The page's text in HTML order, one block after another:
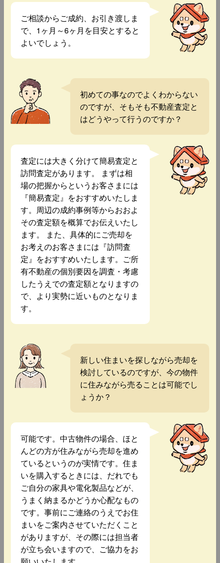
ご相談からご成約、お引き渡しま
で、1ヶ月～6ヶ月を目安とすると
よいでしょう。
初めての事なのでよくわからない
のですが、そもそも不動産査定と
はどうやって行うのですか？
査定には大きく分けて簡易査定と
訪問査定があります。 まずは相
場の把握からというお客さまには
『簡易査定』をおすすめいたしま
す。周辺の成約事例等からおおよ
その査定額を概算でお伝えいたし
ます。 また、具体的にご売却を
お考えのお客さまには『訪問査
定』をおすすめいたします。ご所
有不動産の個別要因を調査・考慮
したうえでの査定額となりますの
で、より実勢に近いものとなりま
す。
新しい住まいを探しながら売却を
検討しているのですが、今の物件
に住みながら売ることは可能でし
ょうか？
可能です。中古物件の場合、ほと
んどの方が住みながら売却を進め
ているというのが実情です。住ま
いを購入するときには、だれでも
ご自分の家具や電化製品などが、
うまく納まるかどうか心配なもの
です。事前にご連絡のうえでお住
まいをご案内させていただくこと
がありますが、その際には担当者
が立ち会いますので、ご協力をお